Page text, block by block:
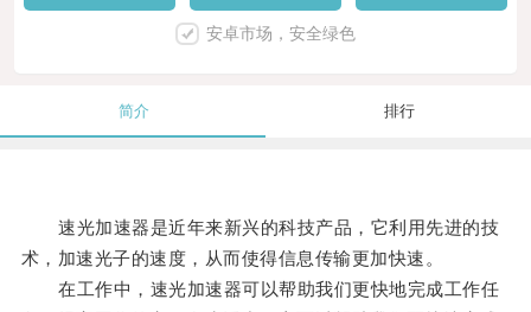
安卓市场，安全绿色
简介 排行
速光加速器是近年来新兴的科技产品，它利用先进的技
术，加速光子的速度，从而使得信息传输更加快速。
在工作中，速光加速器可以帮助我们更快地完成工作任